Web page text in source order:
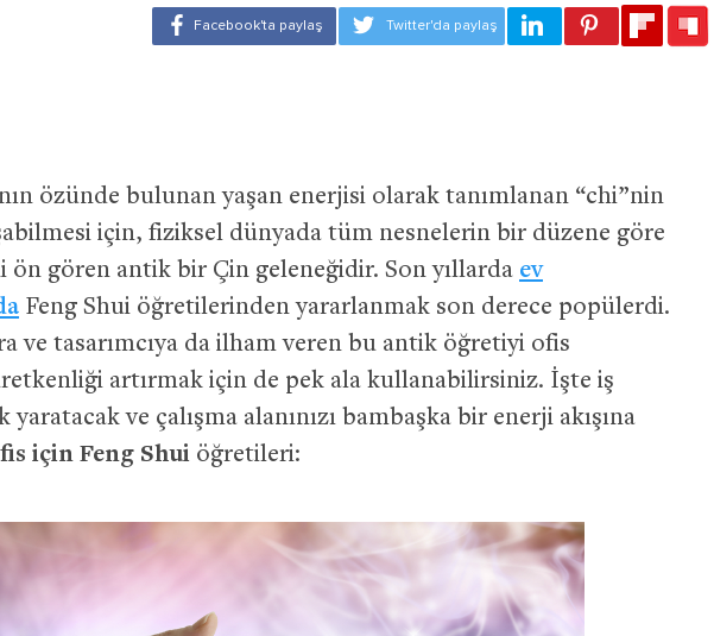
özünde bulunan yaşan enerjisi olarak tanımlanan “chi”nin
için, fiziksel dünyada tüm nesnelerin bir düzene göre
ön gören antik bir Çin geleneğidir. Son yıllarda ev
Feng Shui öğretilerinden yararlanmak son derece popülerdi.
ve tasarımcıya da ilham veren bu antik öğretiyi ofis
artırmak için de pek ala kullanabilirsiniz. İşte iş
yaratacak ve çalışma alanınızı bambaşka bir enerji akışına
için Feng Shui öğretileri: